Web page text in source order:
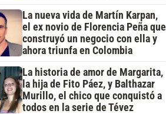
La nueva vida de Martín Karpan,
el ex novio de Florencia Peña que
construyó un negocio con ella y
ahora triunfa en Colombia
La historia de amor de Margarita,
la hija de Fito Páez, y Balthazar
Murillo, el chico que conquistó a
todos en la serie de Tévez